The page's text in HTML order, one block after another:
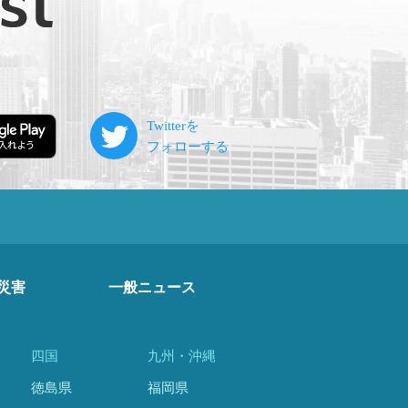
害 一般ニュース
四国
徳島県
九州・沖縄
福岡県